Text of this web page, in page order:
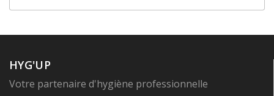
HYG'UP
Votre partenaire d'hygiène professionnelle